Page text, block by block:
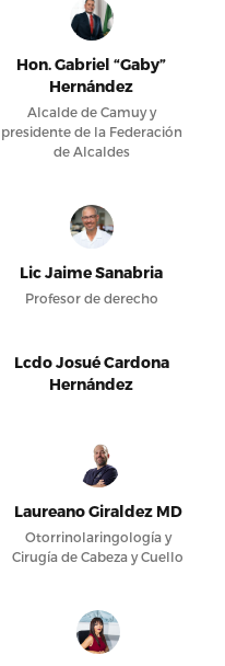
Hon. Gabriel “Gaby”
Hernández
Alcalde de Camuy y
presidente de la Federación
de Alcaldes
Lic Jaime Sanabria
Profesor de derecho
Lcdo Josué Cardona
Hernández
Laureano Giraldez MD
Otorrinolaringología y
Cirugía de Cabeza y Cuello